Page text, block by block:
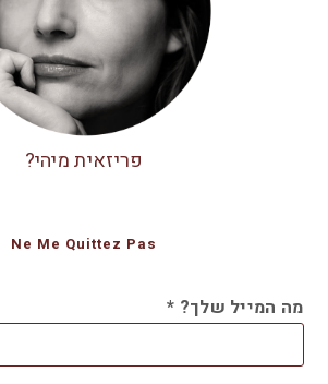
פריזאית מיהי?
Ne Me Quittez Pas
מה המייל שלך? *